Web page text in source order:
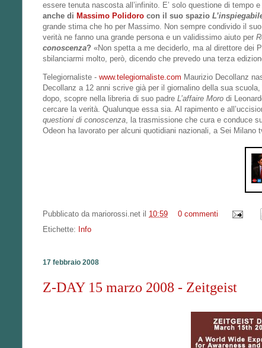
essere tenuta nascosta all’infinito. E’ solo questione di tempo
anche di Massimo Polidoro con il suo spazio
grande stima che ho per Massimo. Non sempre condivido il
verità ne fanno una grande persona e un validissimo aiuto per
conoscenza? «Non spetta a me deciderlo, ma al direttore dei
sbilanciarmi molto, però, dicendo che prevedo una terza
Telegiornaliste - www.telegiornaliste.com Maurizio Decollanz
Decollanz a 12 anni scrive già per il giornalino della sua scuola,
dopo, scopre nella libreria di suo padre L’affaire Moro di
cercare la verità. Qualunque essa sia. Al rapimento e
questioni di conoscenza, la trasmissione che cura e conduce
Odeon ha lavorato per alcuni quotidiani nazionali, a Sei Milano
Pubblicato da mariorossi.net il 10:59
0 commenti
Etichette: Info
17 febbraio 2008
Z-DAY 15 marzo 2008 - Zeitgeist